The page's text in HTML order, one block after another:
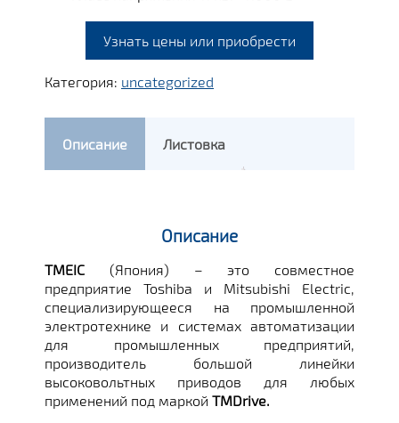
Узнать цены или приобрести
Категория: uncategorized
Описание Листовка
Описание
TMEIC (Япония) – это совместное
предприятие Toshiba и Mitsubishi Electric,
специализирующееся на промышленной
электротехнике и системах автоматизации
для промышленных предприятий,
производитель большой линейки
высоковольтных приводов для любых
применений под маркой TMDrive.